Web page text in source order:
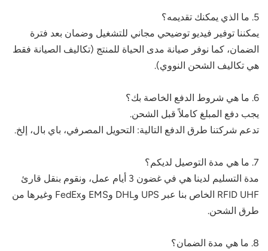
Polski
Tiếng Việt
Indonesia
norsk
magyar
5. ما الذي يمكنك تقديمه؟
يمكننا توفير فيديو توضيحي مجاني للتشغيل وضمان بعد فترة
الضمان، كما نوفر صيانة مدى الحياة للمنتج (تكاليف الصيانة فقط
هي تكاليف الشحن النووي).
6. ما هي شروط الدفع الخاصة بك؟
يجب دفع المبلغ كاملاً قبل الشحن.
تدعم شركتنا طرق الدفع التالية: التحويل المصرفي، باي بال، إلخ.
7. ما هي مدة التوصيل لديكم؟
مدة التسليم لدينا هي في غضون 3 أيام عمل، ونقوم بنقل قارئ
RFID UHF الخاص بنا عبر UPS وDHL وEMS وFedEx وغيرها من
طرق الشحن.
8. ما هي مدة الضمان؟